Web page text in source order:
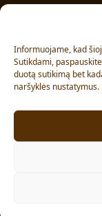
Informuojame, kad
Sutikdami,
duotą sutikimą bet
naršyklės nustatymus.
Individualios
Adresas: Volungės
Pardavimai:+370
Užsakymai:+370
Sekite mus